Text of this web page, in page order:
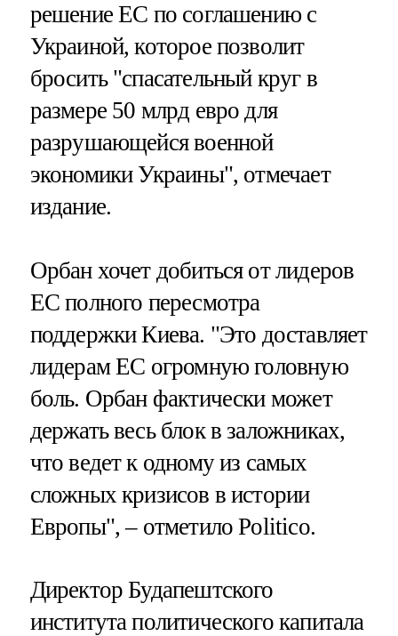
решение ЕС по соглашению с
Украиной, которое позволит
бросить "спасательный круг в
размере 50 млрд евро для
разрушающейся военной
экономики Украины", отмечает
издание.
Орбан хочет добиться от лидеров
ЕС полного пересмотра
поддержки Киева. "Это доставляет
лидерам ЕС огромную головную
боль. Орбан фактически может
держать весь блок в заложниках,
что ведет к одному из самых
сложных кризисов в истории
Европы", – отметило Politico.
Директор Будапештского
института политического капитала